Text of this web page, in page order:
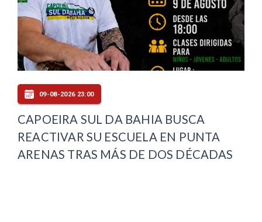
09-08-2026 23:00
CAPOEIRA SUL DA BAHIA BUSCA
REACTIVAR SU ESCUELA EN PUNTA
ARENAS TRAS MÁS DE DOS DÉCADAS